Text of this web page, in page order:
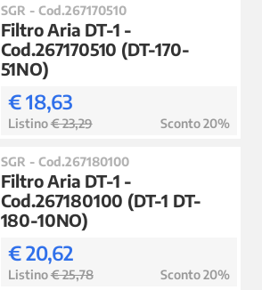
SGR - Cod.267170510
Filtro Aria DT-1 -
Cod.267170510 (DT-170-
51NO)
€ 18,63
Listino€ 23,29 Sconto 20%
SGR - Cod.267180100
Filtro Aria DT-1 -
Cod.267180100 (DT-1 DT-
180-10NO)
€ 20,62
Listino€ 25,78 Sconto 20%